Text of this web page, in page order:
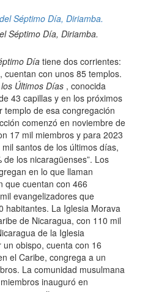
Séptimo Día, Diriamba.
Día tiene dos corrientes:
cuentan con unos 85 templos.
Últimos Días , conocida
43 capillas y en los próximos
templo de esa congregación
comenzó en noviembre de
17 mil miembros y para 2023
santos de los últimos días,
los nicaragüenses”. Los
en lo que llaman
que cuentan con 466
evangelizadores que
habitantes. La Iglesia Morava
de Nicaragua, con 110 mil
de la Iglesia
obispo, cuenta con 16
el Caribe, congrega a un
La comunidad musulmana
inauguró en